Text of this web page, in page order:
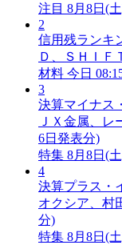
注目 8月8日(
2
信用残ランキ
Ｄ、ＳＨＩＦ
材料 今日
3
決算マイナス
ＪＸ金属、
6日発表分)
特集 8月8日(
4
決算プラス・
オクシア、村
分)
特集 8月8日(